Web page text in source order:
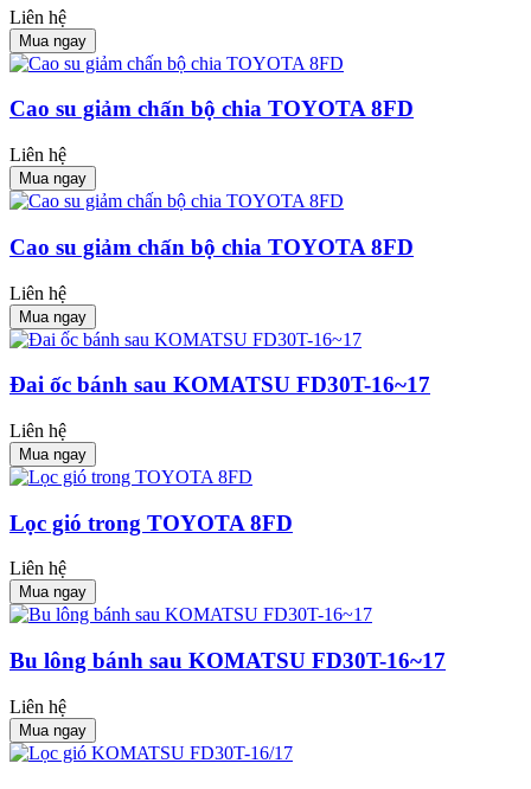
Liên hệ
Mua ngay
Cao su giảm chấn bộ chia TOYOTA 8FD
Liên hệ
Mua ngay
Cao su giảm chấn bộ chia TOYOTA 8FD
Liên hệ
Mua ngay
Đai ốc bánh sau KOMATSU FD30T-16~17
Liên hệ
Mua ngay
Lọc gió trong TOYOTA 8FD
Liên hệ
Mua ngay
Bu lông bánh sau KOMATSU FD30T-16~17
Liên hệ
Mua ngay